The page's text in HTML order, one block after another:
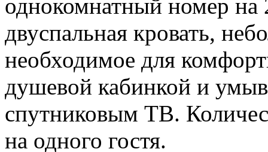
однокомнатный номер на
двуспальная кровать,
необходимое для
душевой кабинкой и
спутниковым ТВ.
на одного гостя.